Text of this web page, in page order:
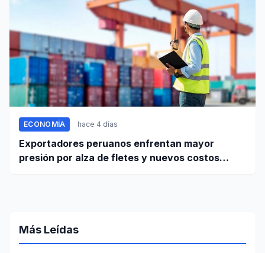
ECONOMÍA hace 4 días
Exportadores peruanos enfrentan mayor
presión por alza de fletes y nuevos costos
Más Leídas